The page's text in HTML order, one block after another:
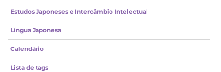
Estudos Japoneses e Intercâmbio Intelectual
Língua Japonesa
Calendário
Lista de tags